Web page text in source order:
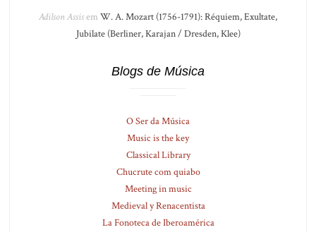
Adilson Assisem W. A. Mozart (1756-1791): Réquiem, Exultate,
Jubilate (Berliner, Karajan / Dresden, Klee)
Blogs de Música
O Ser da Música
Music is the key
Classical Library
Chucrute com quiabo
Meeting in music
Medieval y Renacentista
La Fonoteca de Iberoamérica